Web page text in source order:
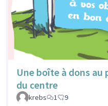
Une boîte à dons au
du centre
krebs
1 9